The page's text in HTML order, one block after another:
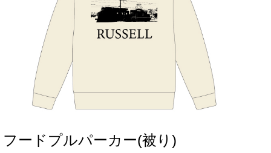
フードプルパーカー(被り)